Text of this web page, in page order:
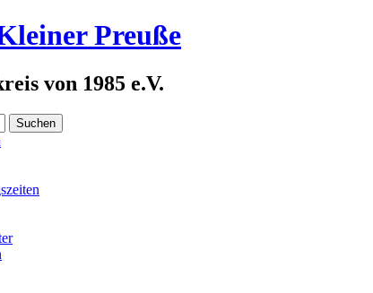
Preuße
von 1985 e.V.